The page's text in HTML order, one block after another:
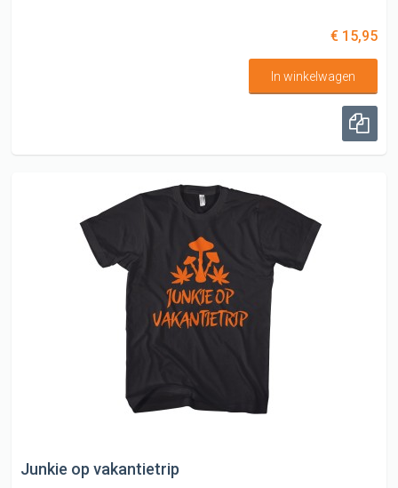
€ 15,95
In winkelwagen
Junkie op vakantietrip